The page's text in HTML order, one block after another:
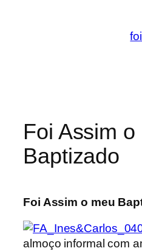
Foi Assim o
Baptizado
Foi Assim o meu
almoço informal com